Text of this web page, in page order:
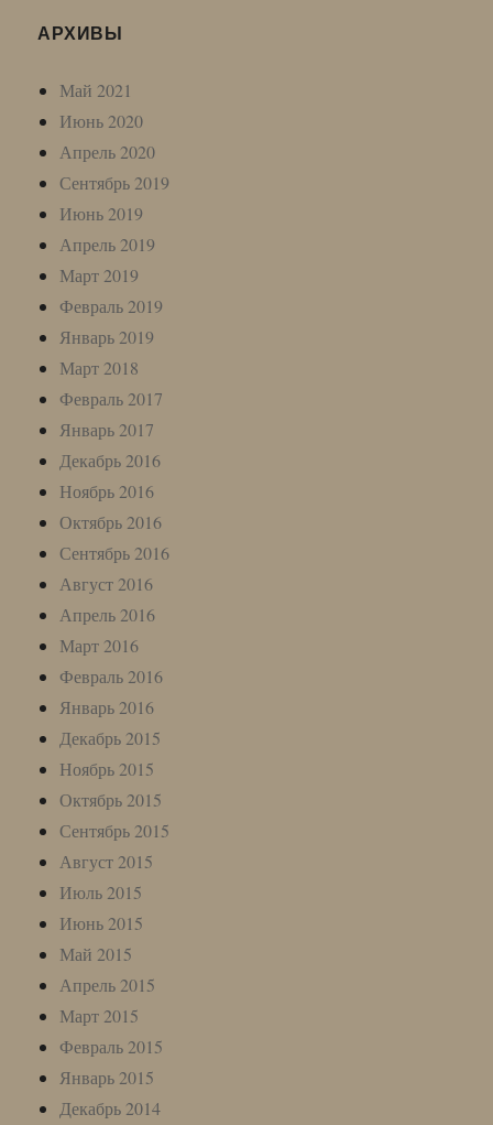
АРХИВЫ
Май 2021
Июнь 2020
Апрель 2020
Сентябрь 2019
Июнь 2019
Апрель 2019
Март 2019
Февраль 2019
Январь 2019
Март 2018
Февраль 2017
Январь 2017
Декабрь 2016
Ноябрь 2016
Октябрь 2016
Сентябрь 2016
Август 2016
Апрель 2016
Март 2016
Февраль 2016
Январь 2016
Декабрь 2015
Ноябрь 2015
Октябрь 2015
Сентябрь 2015
Август 2015
Июль 2015
Июнь 2015
Май 2015
Апрель 2015
Март 2015
Февраль 2015
Январь 2015
Декабрь 2014